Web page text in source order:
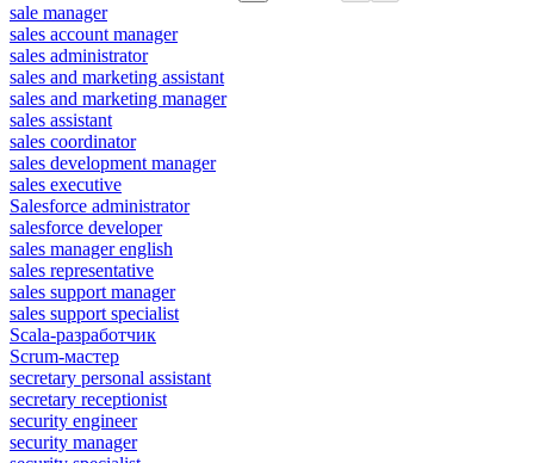
sale manager
sales account manager
sales administrator
sales and marketing assistant
sales and marketing manager
sales assistant
sales coordinator
sales development manager
sales executive
Salesforce administrator
salesforce developer
sales manager english
sales representative
sales support manager
sales support specialist
Scala-разработчик
Scrum-мастер
secretary personal assistant
secretary receptionist
security engineer
security manager